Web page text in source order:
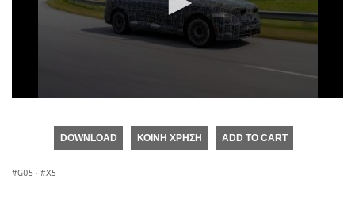
seconds
DOWNLOAD ΚΟΙΝΉ ΧΡΉΣΗ ADD TO CART
G05 · X5